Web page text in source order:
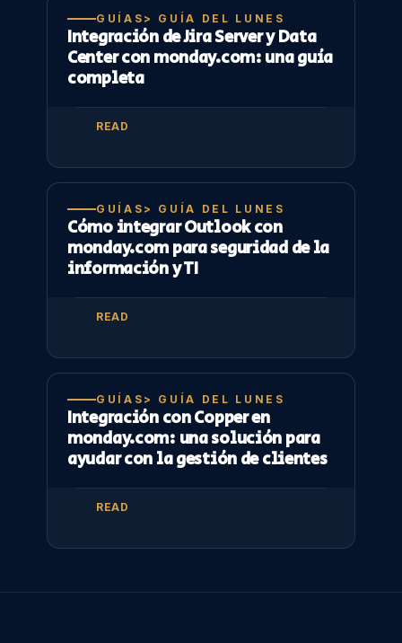
GUÍAS> GUÍA DEL LUNES
Integración de Jira Server y Data
Center con monday.com: una guía
completa
READ
GUÍAS> GUÍA DEL LUNES
Cómo integrar Outlook con
monday.com para seguridad de la
información y TI
READ
GUÍAS> GUÍA DEL LUNES
Integración con Copper en
monday.com: una solución para
ayudar con la gestión de clientes
READ